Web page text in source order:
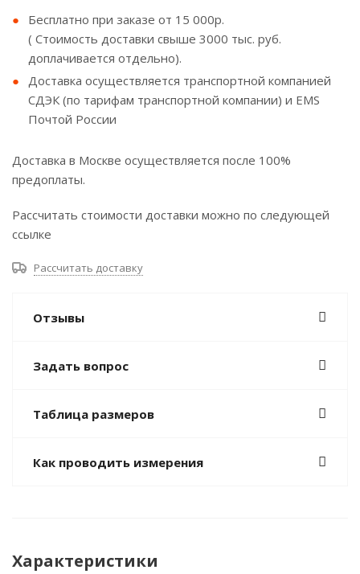
Бесплатно при заказе от 15 000р.
( Стоимость доставки свыше 3000 тыс. руб.
доплачивается отдельно).
Доставка осуществляется транспортной компанией
СДЭК (по тарифам транспортной компании) и EMS
Почтой России
Доставка в Москве осуществляется после 100%
предоплаты.
Рассчитать стоимости доставки можно по следующей
ссылке
Рассчитать доставку
Отзывы
Задать вопрос
Таблица размеров
Как проводить измерения
Характеристики